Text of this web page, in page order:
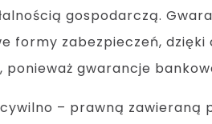
gospodarczą.
formy zabezpieczeń,
ponieważ gwarancje
– prawną zawieraną